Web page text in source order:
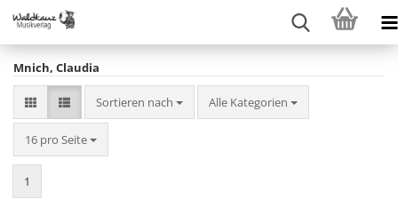
Mnich, Claudia
Sortieren nach
Sortieren nach Alle Kategorien
16 pro Seite
pro Seite
1